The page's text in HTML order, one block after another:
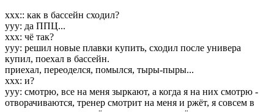
xxx:: как в бассейн сходил?
yyy: да ППЦ...
xxx: чё так?
yyy: решил новые плавки купить, сходил после универа
купил, поехал в бассейн.
приехал, переоделся, помылся, тыры-пыры...
xxx: и?
yyy: смотрю, все на меня зыркают, а когда я на них смотрю -
отворачиваются, тренер смотрит на меня и ржёт, я совсем в